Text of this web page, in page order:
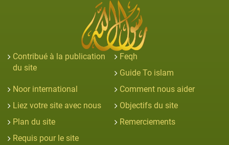
Contribué à la publication
du site
Feqh
Guide To islam
Noor international
Comment nous aider
Liez votre site avec nous
Objectifs du site
Plan du site
Remerciements
Requis pour le site